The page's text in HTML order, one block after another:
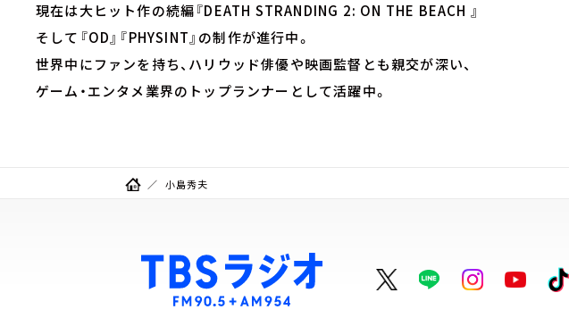
現在は大ヒット作の続編『DEATH STRANDING 2: ON THE BEACH 』
そして『OD』『PHYSINT』の制作が進行中。
世界中にファンを持ち、ハリウッド俳優や映画監督とも親交が深い、
ゲーム・エンタメ業界のトップランナーとして活躍中。
小島秀夫